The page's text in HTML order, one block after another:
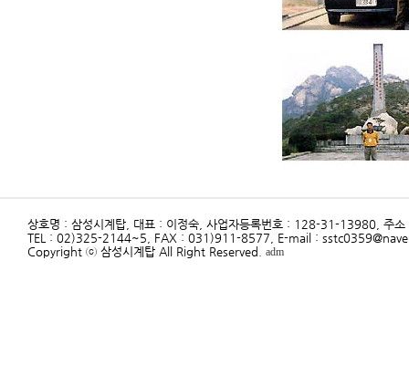
상호명 : 삼성시계탑, 대표 : 이정숙, 사업자등록번호 : 128-31-13980, 주
TEL : 02)325-2144~5, FAX : 031)911-8577, E-mail :
Copyright ⓒ 삼성시계탑 All Right Reserved. adm